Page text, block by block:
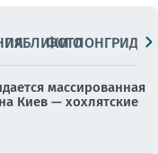
ПАБЛИКИ
ФОТОЛОНГРИДЫ
массированная
Киев — хохлятские